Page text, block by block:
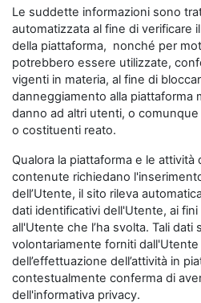
Le suddette informazioni sono
automatizzata al fine di verificare
della piattaforma, nonché per
potrebbero essere utilizzate,
vigenti in materia, al fine di
danneggiamento alla piattaforma
danno ad altri utenti, o
o costituenti reato.
Qualora la piattaforma e le attività
contenute richiedano
dell’Utente, il sito rileva
dati identificativi dell'Utente, ai fini
all'Utente che l’ha svolta. Tali dati
volontariamente forniti
dell’effettuazione dell’attività in
contestualmente conferma di
dell'informativa privacy.